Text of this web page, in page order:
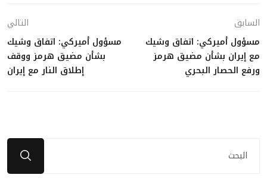
السابق
مسؤول أميركي: اتفاق وشيك
مع إيران بشأن مضيق هرمز
ورفع الحصار البحري
التالي
مسؤول أميركي: اتفاق وشيك
بشأن مضيق هرمز ووقف
إطلاق النار مع إيران